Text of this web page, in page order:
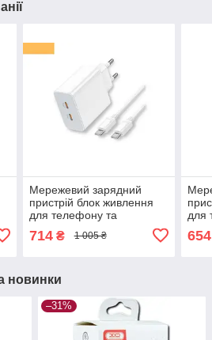
Мережевий зарядний
пристрій блок живлення
для телефону та
PD35W+QC3.0 Type-C
714₴ 1 005 ₴
для
654
новинки
–31%